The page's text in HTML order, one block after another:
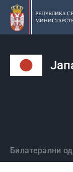
Прескочи
главни
део
РЕПУБЛИКА
Државе
Билатерални